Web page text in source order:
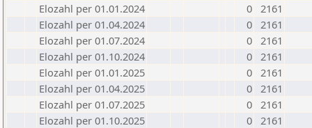
Elozahl per 01.01.2024
0 2161
Elozahl per 01.04.2024
0 2161
Elozahl per 01.07.2024
0 2161
Elozahl per 01.10.2024
0 2161
Elozahl per 01.01.2025
0 2161
Elozahl per 01.04.2025
0 2161
Elozahl per 01.07.2025
0 2161
Elozahl per 01.10.2025
0 2161